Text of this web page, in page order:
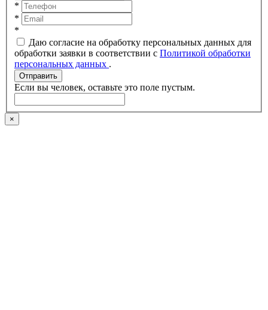
*
*
*
Даю согласие на обработку персональных данных для
обработки заявки в соответствии с Политикой обработки
персональных данных .
Отправить
Если вы человек, оставьте это поле пустым.
×